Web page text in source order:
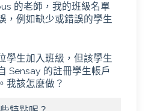
的老師，我的班級名單
，例如缺少或錯誤的學生
學生加入班級，但該學生
Sensay 的註冊學生帳戶
我該怎麼做？